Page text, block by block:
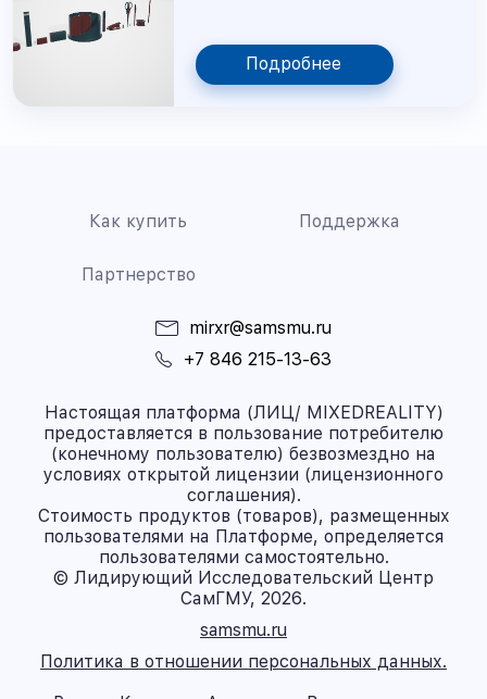
Подробнее
Как купить Поддержка
Партнерство
mirxr@samsmu.ru
+7 846 215-13-63
Настоящая платформа (ЛИЦ/ MIXEDREALITY)
предоставляется в пользование потребителю
(конечному пользователю) безвозмездно на
условиях открытой лицензии (лицензионного
соглашения).
Стоимость продуктов (товаров), размещенных
пользователями на Платформе, определяется
пользователями самостоятельно.
© Лидирующий Исследовательский Центр
СамГМУ, 2026.
samsmu.ru
Политика в отношении персональных данных.